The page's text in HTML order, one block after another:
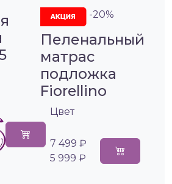
-20%
Пеленальный
матрас
подложка
Fiorellino
Цвет
7 499 ₽
5 999 ₽